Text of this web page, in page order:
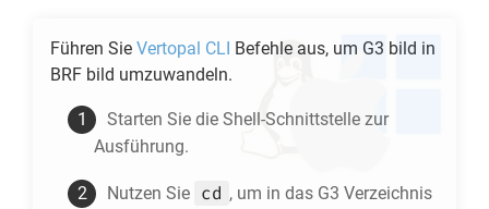
Führen Sie Vertopal CLI Befehle aus, um G3 bild in
BRF bild umzuwandeln.
Starten Sie die Shell-Schnittstelle zur
Ausführung.
Nutzen Sie cd , um in das G3 Verzeichnis